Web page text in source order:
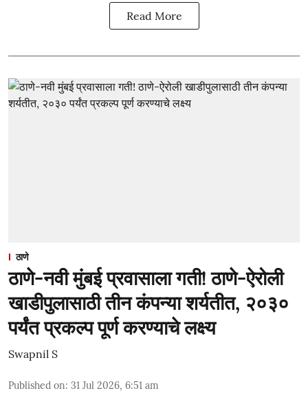
Read More
ठाणे
ठाणे-नवी मुंबई प्रवासाला गती! ठाणे-ऐरोली
खाडीपुलासाठी तीन कंपन्या शर्यतीत, २०३०
पर्यंत प्रकल्प पूर्ण करण्याचे लक्ष्य
Swapnil S
Published on: 31 Jul 2026, 6:51 am